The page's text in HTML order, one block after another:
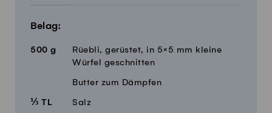
Belag:
500 g
Rüebli, gerüstet, in 5×5 mm kleine
Würfel geschnitten
Butter zum Dämpfen
⅓ TL Salz